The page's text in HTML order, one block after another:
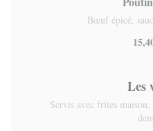
Bœuf épicé,
Les
Servis avec frites